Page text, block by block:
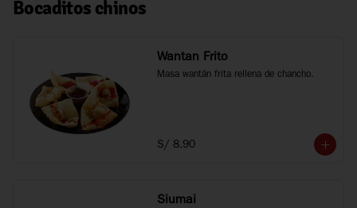
Bocaditos chinos
Wantan Frito
Masa wantán frita rellena de chancho.
S/ 8.90
Siumai